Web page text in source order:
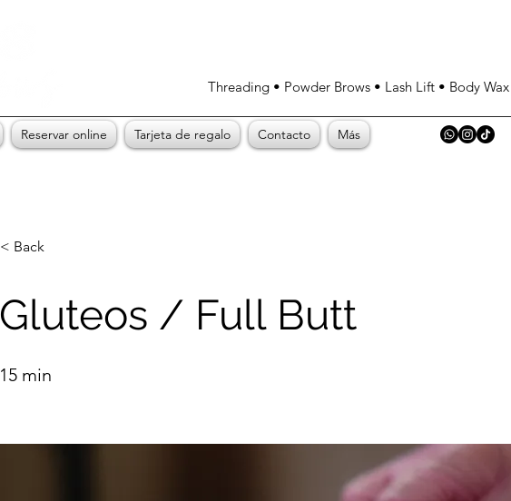
Threading • Powder Brows • Lash Lift • Body Wax
Reservar online Tarjeta de regalo Contacto Más
< Back
Gluteos / Full Butt
15 min